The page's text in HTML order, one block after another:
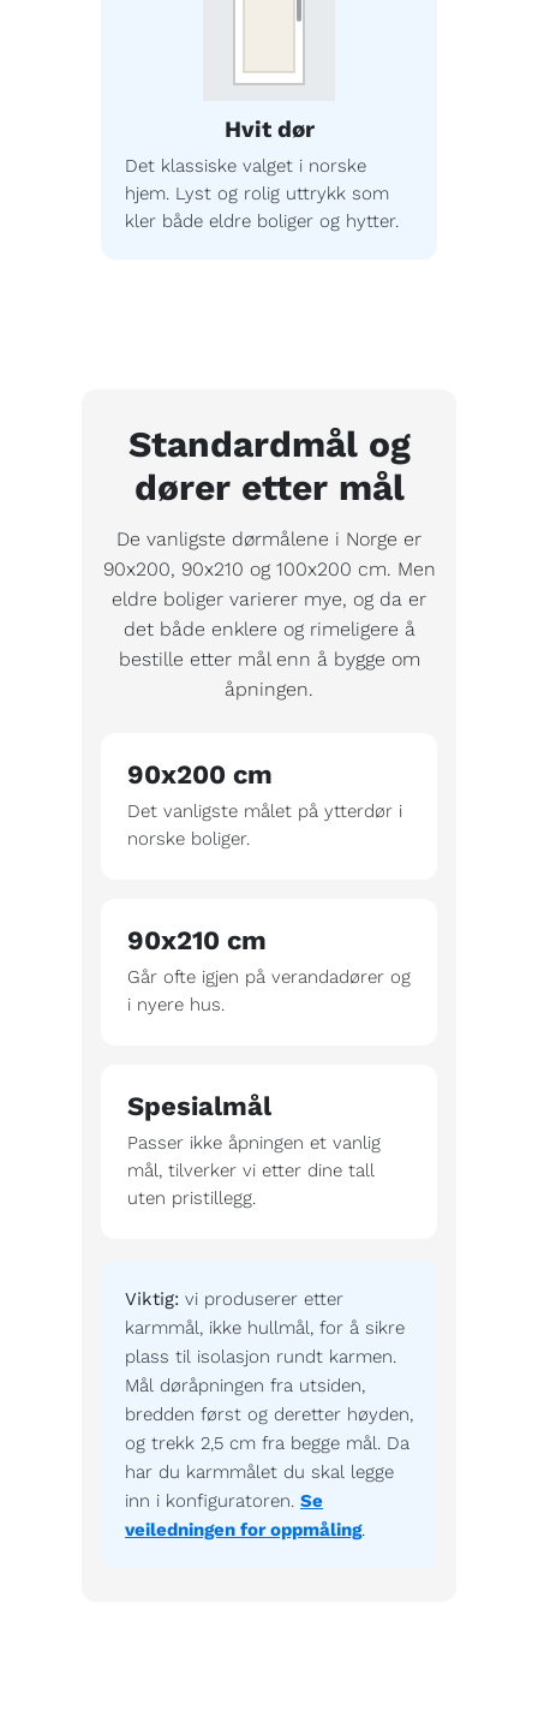
Hvit dør
Det klassiske valget i norske
hjem. Lyst og rolig uttrykk som
kler både eldre boliger og hytter.
Standardmål og
dører etter mål
De vanligste dørmålene i Norge er
90x200, 90x210 og 100x200 cm. Men
eldre boliger varierer mye, og da er
det både enklere og rimeligere å
bestille etter mål enn å bygge om
åpningen.
90x200 cm
Det vanligste målet på ytterdør i
norske boliger.
90x210 cm
Går ofte igjen på verandadører og
i nyere hus.
Spesialmål
Passer ikke åpningen et vanlig
mål, tilverker vi etter dine tall
uten pristillegg.
Viktig: vi produserer etter
karmmål, ikke hullmål, for å sikre
plass til isolasjon rundt karmen.
Mål døråpningen fra utsiden,
bredden først og deretter høyden,
og trekk 2,5 cm fra begge mål. Da
har du karmmålet du skal legge
inn i konfiguratoren. Se
veiledningen for oppmåling.